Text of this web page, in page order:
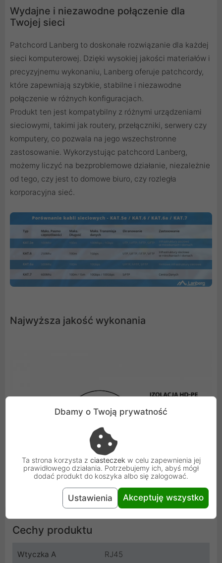
Wydajne i niezawodne połączenie dla
Twojej sieci
Patchcord Lanberg to doskonałe rozwiązanie dla każdej
sieci komputerowej. Dzięki wysokiej jakości materiałów i
precyzyjnemu wykonaniu, Lanberg oferuje patchcordy,
które zapewniają szybkie, stabilne i niezawodne
połączenie w różnych konfiguracjach.
Produkt ten jest kompatybilny z różnymi urządzeniami
sieciowymi, takimi jak routery, przełączniki, serwery czy
komputery, co pozwala na jego wszechstronne
zastosowanie. Wykorzystując patchcord Lanberg,
możemy liczyć na bezproblemowe działanie, niezależnie
od tego, czy jest to domowe biuro, czy rozległa
korporacyjna sieć.
Najwyższa jakość wykonania
Cechy produktu
Wtyczka A RJ45
Dbamy o Twoją prywatność
Ta strona korzysta z ciasteczek w celu zapewnienia jej
prawidłowego działania. Potrzebujemy ich, abyś mógł
dodać produkt do koszyka albo się zalogować.
Ustawienia Akceptuję wszystko